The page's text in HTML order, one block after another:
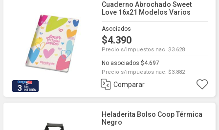
3
Cuaderno Abrochado Sweet
Love 16x21 Modelos Varios
Asociados
$4.390
Precio s/impuestos nac. $3.628
No asociados $4.697
Precio s/impuestos nac. $3.882
Comparar
Heladerita Bolso Coop Térmica
Negro